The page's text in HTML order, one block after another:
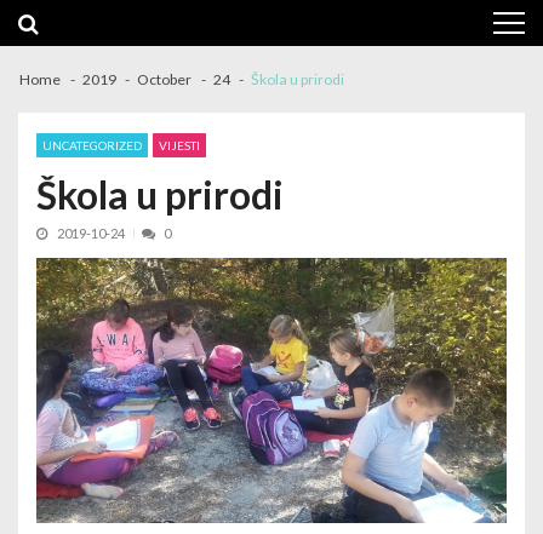
navigation
content
Home 2019 October 24 Škola u prirodi
UNCATEGORIZED VIJESTI
Škola u prirodi
2019-10-24 0